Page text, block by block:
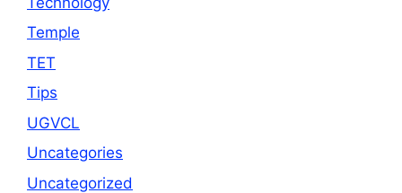
Temple
TET
Tips
UGVCL
Uncategories
Uncategorized